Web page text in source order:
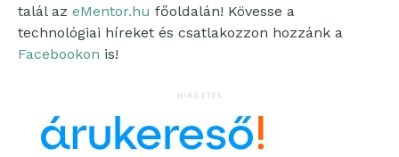
talál az eMentor.hu főoldalán! Kövesse a
technológiai híreket és csatlakozzon hozzánk a
Facebookon is!
HIRDETÉS